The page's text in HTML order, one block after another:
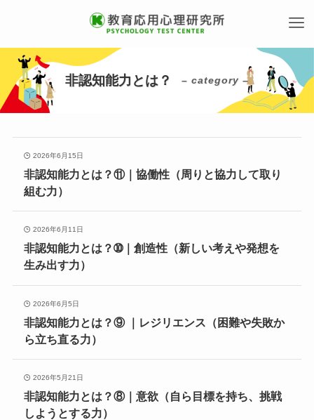
非認知能力とは？ – category –
2026年6月15日
非認知能力とは？⑪｜協働性（周りと協力して取り
組む力）
2026年6月11日
非認知能力とは？➉｜創造性（新しい考えや発想を
生み出す力）
2026年6月5日
非認知能力とは？⑨ ｜レジリエンス（困難や失敗か
ら立ち直る力）
2026年5月21日
非認知能力とは？⑧｜意欲（自ら目標を持ち、挑戦
しようとする力）